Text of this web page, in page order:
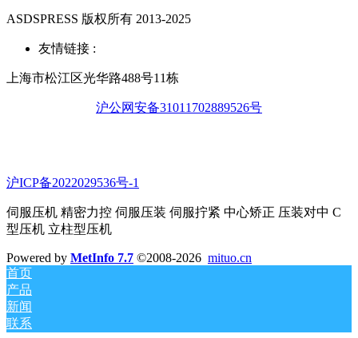
ASDSPRESS 版权所有 2013-2025
友情链接 :
上海市松江区光华路488号11栋
沪公网安备31011702889526号
沪ICP备2022029536号-1
伺服压机 精密力控 伺服压装 伺服拧紧 中心矫正 压装对中 C
型压机 立柱型压机
Powered by MetInfo 7.7 ©2008-2026 mituo.cn
首页
产品
新闻
联系